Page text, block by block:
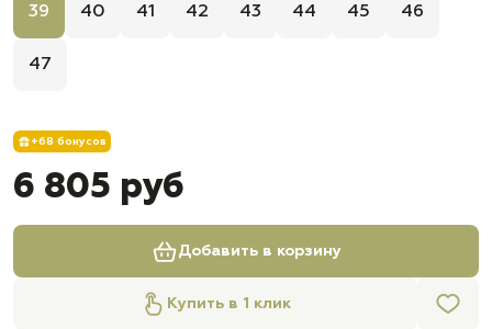
39 40 41 42 43 44 45 46
47
+68 бонусов
6 805 руб
Добавить в корзину
Купить в 1 клик